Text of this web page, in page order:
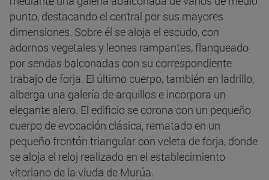
punto, destacando el central por sus mayores
dimensiones. Sobre él se aloja el escudo, con
adornos vegetales y leones rampantes, flanqueado
por sendas balconadas con su correspondiente
trabajo de forja. El último cuerpo, también en ladrillo,
alberga una galería de arquillos e incorpora un
elegante alero. El edificio se corona con un pequeño
cuerpo de evocación clásica, rematado en un
pequeño frontón triangular con veleta de forja, donde
se aloja el reloj realizado en el establecimiento
vitoriano de la viuda de Murúa.